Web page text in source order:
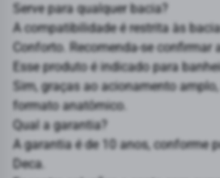
Serve para qualquer bacia?
A compatibilidade é restrita às
Conforto. Recomenda-se confirmar
Esse produto é indicado para
Sim, graças ao acionamento
formato anatômico.
Qual a garantia?
A garantia é de 10 anos, conforme
Deca.